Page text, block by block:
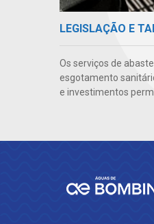
LEGISLAÇÃO E
Os serviços de
esgotamento
e investimentos